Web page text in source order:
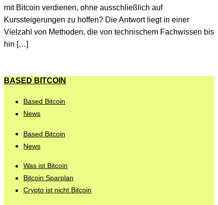
mit Bitcoin verdienen, ohne ausschließlich auf
Kurssteigerungen zu hoffen? Die Antwort liegt in einer
Vielzahl von Methoden, die von technischem Fachwissen bis
hin […]
BASED BITCOIN
Based Bitcoin
News
Based Bitcoin
News
Was ist Bitcoin
Bitcoin Sparplan
Crypto ist nicht Bitcoin